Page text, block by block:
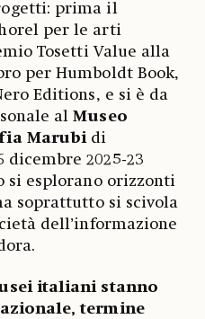
prima il
per le arti
Tosetti Value alla
per Humboldt Book,
Editions, e si è da
alMuseo
Marubidi
dicembre 2025-23
si esplorano orizzonti
soprattutto si scivola
dell’informazione
italiani stanno
termine